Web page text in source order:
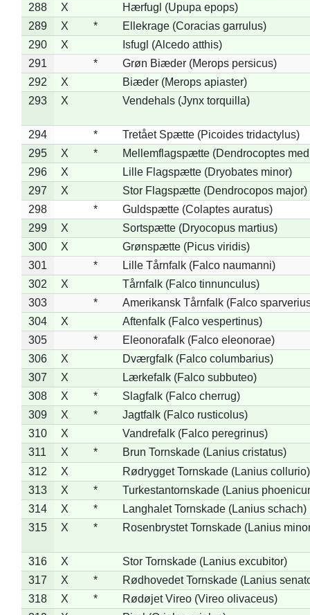
288
X
Hærfugl (Upupa epops)
289
X *
Ellekrage (Coracias garrulus)
290
X
Isfugl (Alcedo atthis)
291
*
Grøn Biæder (Merops persicus)
292
X
Biæder (Merops apiaster)
293
X Vendehals (Jynx torquilla)
294 *
Tretået Spætte (Picoides tridactylus)
295
X *
Mellemflagspætte (Dendrocoptes
296
X
Lille Flagspætte (Dryobates minor)
297
X
Stor Flagspætte (Dendrocopos major)
298
*
Guldspætte (Colaptes auratus)
299
X
Sortspætte (Dryocopus martius)
300
X
Grønspætte (Picus viridis)
301
*
Lille Tårnfalk (Falco naumanni)
302
X
Tårnfalk (Falco tinnunculus)
303
*
Amerikansk Tårnfalk (Falco
304
X
Aftenfalk (Falco vespertinus)
305
*
Eleonorafalk (Falco eleonorae)
306
X
Dværgfalk (Falco columbarius)
307
X
Lærkefalk (Falco subbuteo)
308
X *
Slagfalk (Falco cherrug)
309
X *
Jagtfalk (Falco rusticolus)
310
X
Vandrefalk (Falco peregrinus)
311
X *
Brun Tornskade (Lanius cristatus)
312
X
Rødrygget Tornskade (Lanius collurio)
313
X *
Turkestantornskade (Lanius
314
X *
Langhalet Tornskade (Lanius schach)
315
X * Rosenbrystet Tornskade (Lanius
316 X
Stor Tornskade (Lanius excubitor)
317
X *
Rødhovedet Tornskade (Lanius
318
X *
Rødøjet Vireo (Vireo olivaceus)